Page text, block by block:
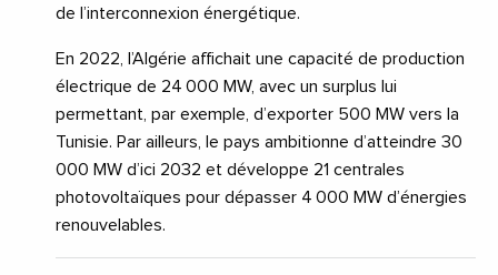
de l’interconnexion énergétique.
En 2022, l’Algérie affichait une capacité de production
électrique de 24 000 MW, avec un surplus lui
permettant, par exemple, d’exporter 500 MW vers la
Tunisie. Par ailleurs, le pays ambitionne d’atteindre 30
000 MW d’ici 2032 et développe 21 centrales
photovoltaïques pour dépasser 4 000 MW d’énergies
renouvelables.